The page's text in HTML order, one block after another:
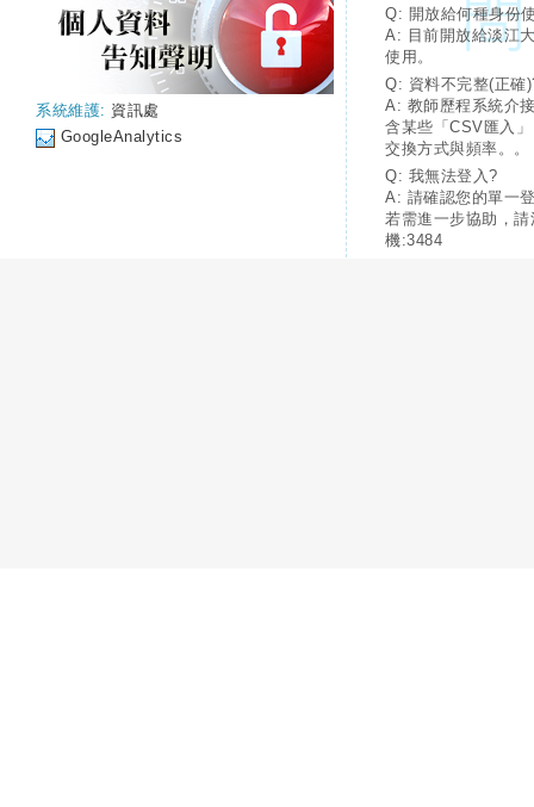
系統維護: 資訊處
GoogleAnalytics
Q: 開放給何種身份
A: 目前開放給淡江
使用。
Q: 資料不完整(正確
A: 教師歷程系統介
含某些「CSV匯入
交換方式與頻率。。
Q: 我無法登入?
A: 請確認您的單一
若需進一步協助，
機:3484